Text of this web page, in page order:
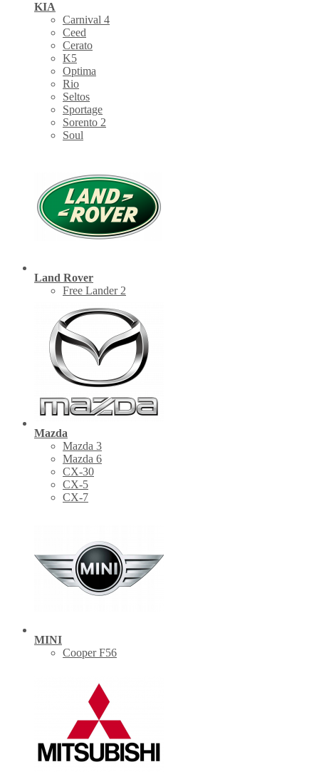
KIA
Carnival 4
Ceed
Cerato
K5
Optima
Rio
Seltos
Sportage
Sorento 2
Soul
Land Rover
Free Lander 2
Mazda
Mazda 3
Mazda 6
CX-30
СХ-5
CX-7
MINI
Cooper F56